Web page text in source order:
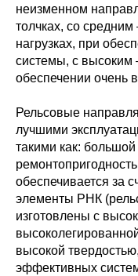
неизменном
толчках, со
нагрузках, при
системы, с высоким
обеспечении очень
Рельсовые
лучшими
такими как:
обеспечивается за
элементы РНК
изготовлены с
высокой
эффективных